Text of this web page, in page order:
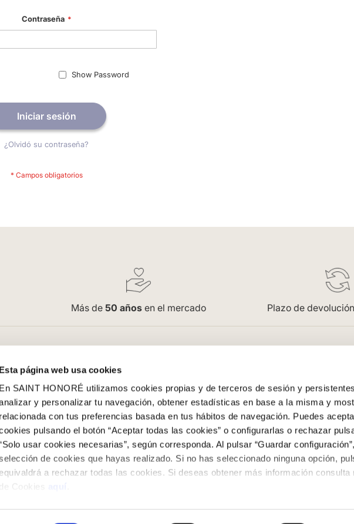
Esta página web usa cookies
En SAINT HONORÉ utilizamos cookies propias y de terceros de sesión y
y personalizar tu navegación, obtener estadísticas en base a la misma y
relacionada con tus preferencias basada en tus hábitos de navegación. Puedes
pulsando el botón “Aceptar todas las cookies” o configurarlas o rechazar
usar cookies necesarias”, según corresponda. Al pulsar “Guardar
de cookies que hayas realizado. Si no has seleccionado ninguna opción,
equivaldrá a rechazar todas las cookies. Si deseas obtener más información consulta
Contraseña
Show Password
Iniciar sesión
¿Olvidó su contraseña?
Más de 50 añosen el mercado Plazo de
web
Aviso Legal
Condiciones Generales
Pago
SeQura
Envíos y entrega
Políticas de devoluciones
Saint Honoré
Acceso Profesionales
Oficinas
Trabaja con nosotros
Contacto
Colowall